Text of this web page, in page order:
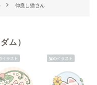
仲良し猫さん
ム）
イラスト 猫のイラスト